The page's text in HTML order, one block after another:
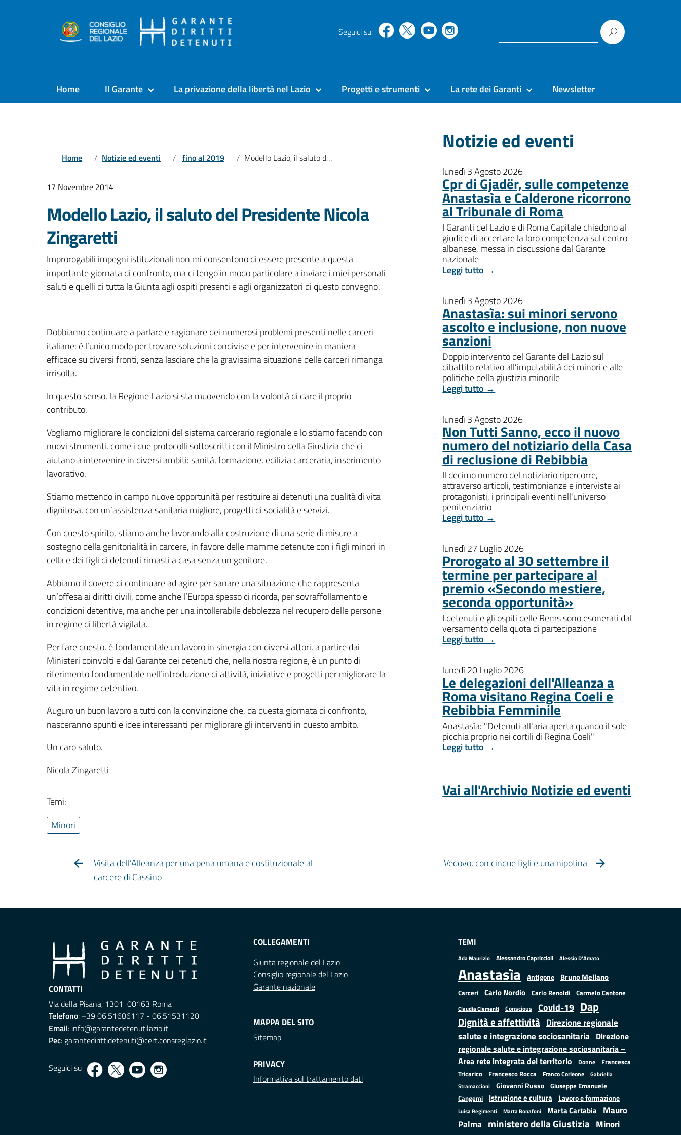
Seguici su:
Home Il Garante La privazione della libertà nel Lazio Progetti e strumenti La rete dei Garanti Newsletter
Home Notizie ed eventi fino al 2019 Modello Lazio, il saluto del Presidente Nicola Zingaretti
17 Novembre 2014
Modello Lazio, il saluto del Presidente Nicola
Zingaretti
Improrogabili impegni istituzionali non mi consentono di essere presente a questa
importante giornata di confronto, ma ci tengo in modo particolare a inviare i miei personali
saluti e quelli di tutta la Giunta agli ospiti presenti e agli organizzatori di questo convegno.
Dobbiamo continuare a parlare e ragionare dei numerosi problemi presenti nelle carceri
italiane: è l’unico modo per trovare soluzioni condivise e per intervenire in maniera
efficace su diversi fronti, senza lasciare che la gravissima situazione delle carceri rimanga
irrisolta.
In questo senso, la Regione Lazio si sta muovendo con la volontà di dare il proprio
contributo.
Vogliamo migliorare le condizioni del sistema carcerario regionale e lo stiamo facendo con
nuovi strumenti, come i due protocolli sottoscritti con il Ministro della Giustizia che ci
aiutano a intervenire in diversi ambiti: sanità, formazione, edilizia carceraria, inserimento
lavorativo.
Stiamo mettendo in campo nuove opportunità per restituire ai detenuti una qualità di vita
dignitosa, con un’assistenza sanitaria migliore, progetti di socialità e servizi.
Con questo spirito, stiamo anche lavorando alla costruzione di una serie di misure a
sostegno della genitorialità in carcere, in favore delle mamme detenute con i figli minori in
cella e dei figli di detenuti rimasti a casa senza un genitore.
Abbiamo il dovere di continuare ad agire per sanare una situazione che rappresenta
un’offesa ai diritti civili, come anche l’Europa spesso ci ricorda, per sovraffollamento e
condizioni detentive, ma anche per una intollerabile debolezza nel recupero delle persone
in regime di libertà vigilata.
Per fare questo, è fondamentale un lavoro in sinergia con diversi attori, a partire dai
Ministeri coinvolti e dal Garante dei detenuti che, nella nostra regione, è un punto di
riferimento fondamentale nell’introduzione di attività, iniziative e progetti per migliorare la
vita in regime detentivo.
Auguro un buon lavoro a tutti con la convinzione che, da questa giornata di confronto,
nasceranno spunti e idee interessanti per migliorare gli interventi in questo ambito.
Un caro saluto.
Nicola Zingaretti
Temi:
Minori
Notizie ed eventi
lunedì 3 Agosto 2026
Cpr di Gjadër, sulle competenze
Anastasìa e Calderone ricorrono
al Tribunale di Roma
I Garanti del Lazio e di Roma Capitale chiedono al
giudice di accertare la loro competenza sul centro
albanese, messa in discussione dal Garante
nazionale
Leggi tutto →
lunedì 3 Agosto 2026
Anastasìa: sui minori servono
ascolto e inclusione, non nuove
sanzioni
Doppio intervento del Garante del Lazio sul
dibattito relativo all’imputabilità dei minori e alle
politiche della giustizia minorile
Leggi tutto →
lunedì 3 Agosto 2026
Non Tutti Sanno, ecco il nuovo
numero del notiziario della Casa
di reclusione di Rebibbia
Il decimo numero del notiziario ripercorre,
attraverso articoli, testimonianze e interviste ai
protagonisti, i principali eventi nell'universo
penitenziario
Leggi tutto →
lunedì 27 Luglio 2026
Prorogato al 30 settembre il
termine per partecipare al
premio «Secondo mestiere,
seconda opportunità»
I detenuti e gli ospiti delle Rems sono esonerati dal
versamento della quota di partecipazione
Leggi tutto →
lunedì 20 Luglio 2026
Le delegazioni dell'Alleanza a
Roma visitano Regina Coeli e
Rebibbia Femminile
Anastasìa: "Detenuti all'aria aperta quando il sole
picchia proprio nei cortili di Regina Coeli"
Leggi tutto →
Vai all'Archivio Notizie ed eventi
Visita dell’Alleanza per una pena umana e costituzionale al
carcere di Cassino
Vedovo, con cinque figli e una nipotina
CONTATTI
Via della Pisana, 1301 00163 Roma
Telefono: +39 06.51686117 - 06.51531120
Email: info@garantedetenutilazio.it
Pec: garantedirittidetenuti@cert.consreglazio.it
Seguici su
COLLEGAMENTI
Giunta regionale del Lazio
Consiglio regionale del Lazio
Garante nazionale
MAPPA DEL SITO
Sitemap
PRIVACY
Informativa sul trattamento dati
TEMI
Ada Maurizio Alessandro Capriccioli Alessio D'Amato
Anastasìa Antigone Bruno Mellano
Carceri Carlo Nordio Carlo Renoldi Carmelo Cantone
Claudia Clementi Conscious Covid-19 Dap
Dignità e affettività Direzione regionale
salute e integrazione sociosanitaria Direzione
regionale salute e integrazione sociosanitaria –
Area rete integrata del territorio
Donne
Francesca
Tricarico
Francesco Rocca Franco Corleone
Gabriella
Stramaccioni
Giovanni Russo Giuseppe Emanuele
Cangemi
Istruzione e cultura Lavoro e formazione
Luisa Regimenti Marta Bonafoni Marta Cartabia Mauro
Palma ministero della Giustizia Minori